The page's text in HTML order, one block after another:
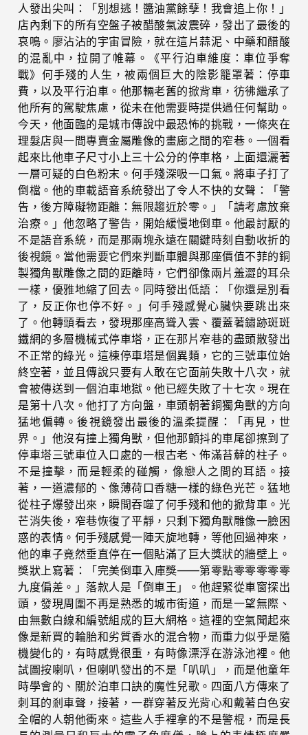
人發出尖叫：「別想逃！醬油黨餘孽！我會追上你！」
店內剩下的所有空盤子被醋酸氣波震碎，發出了最後的
哀鳴。廖沾沾的宇宙冒險，就在這片蒜泥、中藥和醋酸
的混亂中，拉開了帷幕。《平行泊車維度：車位爭奪
戰》何手殘的人生，被兩個巨大的陰影籠罩著：停車
費，以及平行泊車。他那輛老舊的掀背車，彷彿繼承了
他所有的駕駛焦慮，從未在他需要時提供過任何幫助。
今天，他面臨的是城市傳說中最恐怖的挑戰，一條夾在
理髮店與一間專賣金屬雕像的畫廊之間的窄巷。一個看
起來比他車子尺寸小上三十公分的停車格，上面還灑著
一層可疑的白色粉末。何手殘深吸一口氣。將車子打了
倒檔。他的車載語音系統發出了令人不快的女聲：「警
告，後方障礙物距離：無限趨近於零。」「請考慮放棄
治療。」他忽略了警告，開始緩慢地倒車。他最討厭的
不是語音系統，而是那兩塊永遠在關鍵時刻自動收折的
後視鏡。當他需要它們來判斷車體與那座價值不菲的銅
製獨角獸雕像之間的距離時，它們卻像兩片羞澀的耳朵
一樣，優雅地縮了回去。同時發出低語：「你還是別看
了，反正你也停不好。」何手殘感覺心臟快要跳出來
了。他轉頭看去，發現那座高聳入雲、覆蓋著鏽跡斑斑
鐵網的多層機械式停車塔，正在那片窄巷的盡頭散發出
不正常的綠光。這棟停車塔是個異類，它的三號車位始
終空著，並且傳說只要有人敢在它面前失敗十八次，就
會被傳送到一個泊車地獄。他已經失敗了十七次。現在
是第十八次。他打了方向盤，車頭朝著銅獨角獸的方向
猛地偏轉。後視鏡發出最後的溫柔提醒：「再見，世
界。」他沒有撞上獨角獸，但他那顫抖的車尾卻擦到了
停車塔三號車位入口處的一根古老、佈滿苔蘚的柱子。
不是撞擊，而是輕柔的碰觸，像戀人之間的耳語。接
著，一道濃郁的、像薄荷口香糖一樣的綠色光芒。猛地
從柱子爆發出來，瞬間吞噬了何手殘和他的掀背車。光
芒消失後，窄巷恢復了平靜，只剩下獨角獸雕像一臉困
惑的表情。何手殘感覺一陣天旋地轉，等他回過神來，
他的車子竟然垂直停在一個貼滿了巨大獎狀的牆壁上。
獎狀上寫著：「完美倒車入庫獎——第零點零零零零零
九度偏差。」落款人是「倒車王」。他趕緊從車窗探出
頭，發現周圍不再是熟悉的城市街道，而是一望無際、
由無數白線和編號組成的巨大網格。這裡的空氣聞起來
像是新買的輪胎和劣質香水的混合物，而重力似乎是隨
機變化的，有時感覺很重，有時像漂浮在游泳池裡。他
試圖按喇叭，但喇叭發出的不是「叭叭」，而是他童年
時學會的、關於泊車口訣的魔性兒歌。四面八方傳來了
刺耳的剎車聲，接著，一群穿著反光背心和戴著白色安
全帽的人朝他衝來。這些人手裡拿的不是警棍，而是長